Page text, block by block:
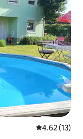
レビュー13
4.62 (13)